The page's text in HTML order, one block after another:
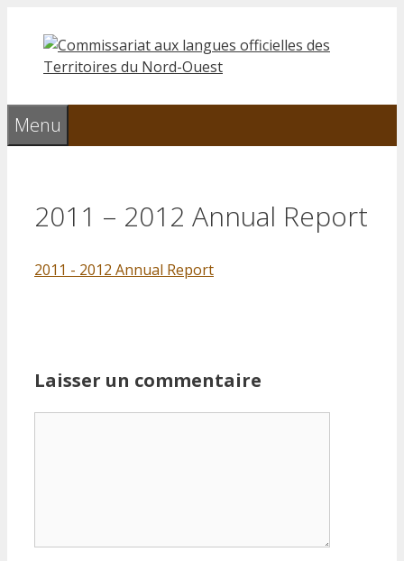
contenu
Menu
2011 – 2012 Annual Report
2011 - 2012 Annual Report
Laisser un commentaire